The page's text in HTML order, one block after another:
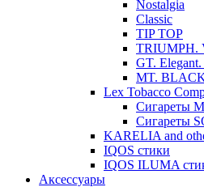
Nostalgia
Classic
TIP TOP
TRIUMPH.
GT.
MT.
Lex Tobacco
Сигареты
Сигареты
KARELIA and
IQOS стики
IQOS ILUMA
Аксессуары